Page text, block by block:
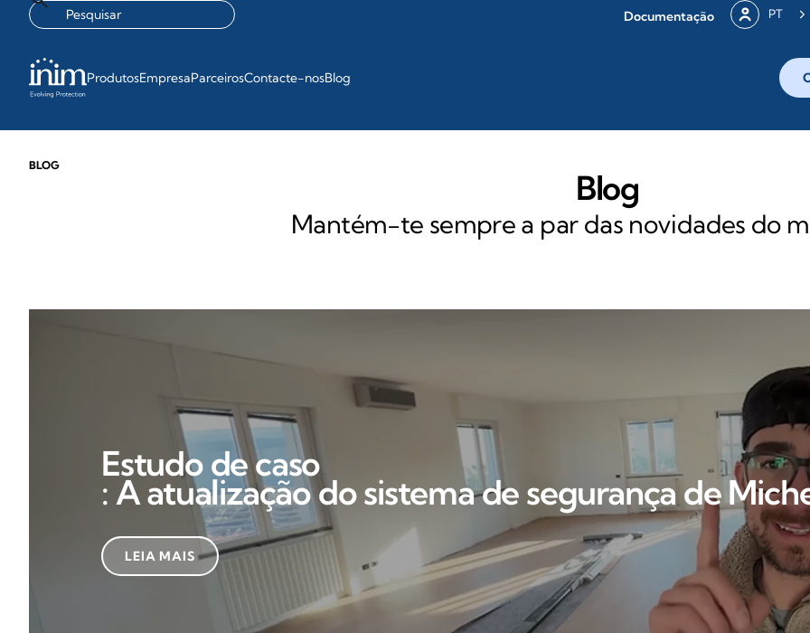
Documentação PT
ProdutosEmpresaParceirosContacte-nosBlog
BLOG
Blog
Mantém-te sempre a par das novidades do
de caso
A atualização do sistema de segurança de Michele